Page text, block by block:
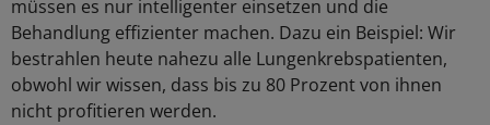
müssen es nur intelligenter einsetzen und die
Behandlung effizienter machen. Dazu ein Beispiel: Wir
bestrahlen heute nahezu alle Lungenkrebspatienten,
obwohl wir wissen, dass bis zu 80 Prozent von ihnen
nicht profitieren werden.